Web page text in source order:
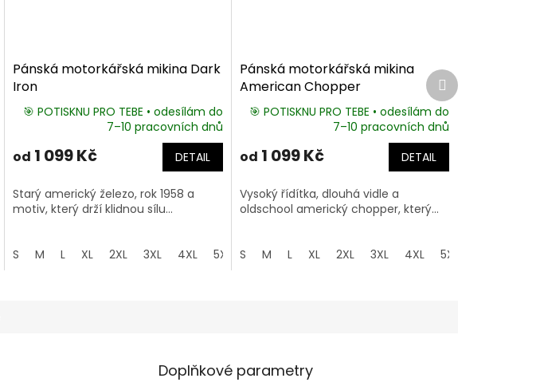
Pánská motorkářská mikina Dark
Iron
🎯 POTISKNU PRO TEBE • odesílám do
7–10 pracovních dnů
od 1 099 Kč DETAIL
Starý americký železo, rok 1958 a
motiv, který drží klidnou sílu...
S M L XL 2XL 3XL 4XL 5XL
Pánská motorkářská mikina
American Chopper
🎯 POTISKNU PRO TEBE • odesílám do
7–10 pracovních dnů
od 1 099 Kč DETAIL
Vysoký řídítka, dlouhá vidle a
oldschool americký chopper, který...
S M L XL 2XL 3XL 4XL 5XL
Další
produkt
Doplňkové parametry